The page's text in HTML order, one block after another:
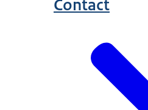
Contact